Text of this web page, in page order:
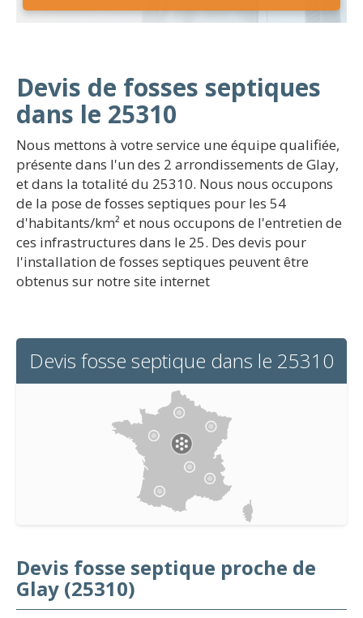
Devis de fosses septiques
dans le 25310
Nous mettons à votre service une équipe qualifiée,
présente dans l'un des 2 arrondissements de Glay,
et dans la totalité du 25310. Nous nous occupons
de la pose de fosses septiques pour les 54
d'habitants/km² et nous occupons de l'entretien de
ces infrastructures dans le 25. Des devis pour
l'installation de fosses septiques peuvent être
obtenus sur notre site internet
Devis fosse septique dans le 25310
Devis fosse septique proche de
Glay (25310)